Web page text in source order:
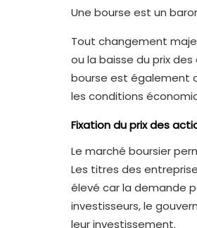
Une bourse est un
Tout changement
ou la baisse du prix
bourse est également
les conditions
Fixation du prix des
Le marché boursier
Les titres des
élevé car la demande
investisseurs, le
leur investissement.